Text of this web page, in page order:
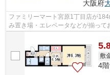
大阪府
ファミリーマート宮原1丁目店が
み置き場・エレベータなどが揃って
駅あるので電車通勤しやすいです。
敷
4